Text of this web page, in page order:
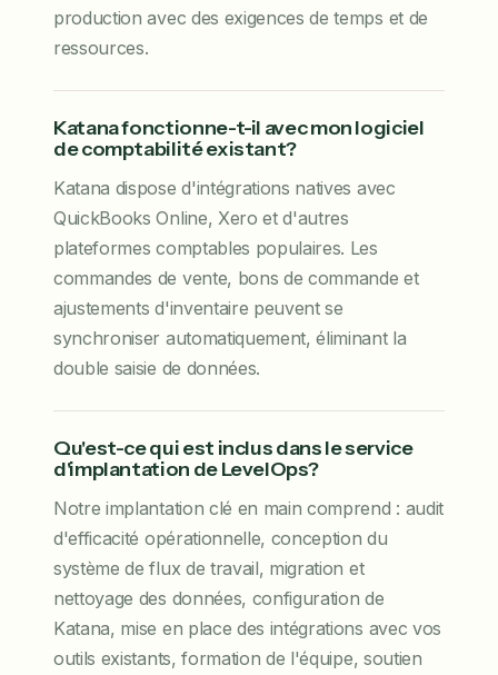
production avec des exigences de temps et de
ressources.
Katana fonctionne-t-il avec mon logiciel
de comptabilité existant?
Katana dispose d'intégrations natives avec
QuickBooks Online, Xero et d'autres
plateformes comptables populaires. Les
commandes de vente, bons de commande et
ajustements d'inventaire peuvent se
synchroniser automatiquement, éliminant la
double saisie de données.
Qu'est-ce qui est inclus dans le service
d'implantation de LevelOps?
Notre implantation clé en main comprend : audit
d'efficacité opérationnelle, conception du
système de flux de travail, migration et
nettoyage des données, configuration de
Katana, mise en place des intégrations avec vos
outils existants, formation de l'équipe, soutien